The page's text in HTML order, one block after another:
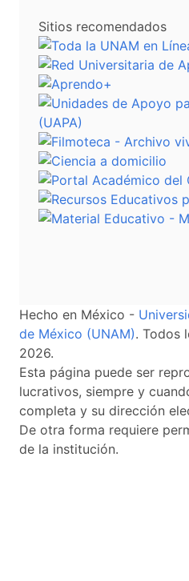
Sitios recomendados
Hecho en México -
de México (UNAM). Todos
2026.
Esta página puede ser
lucrativos, siempre y
completa y su dirección
De otra forma requiere
de la institución.